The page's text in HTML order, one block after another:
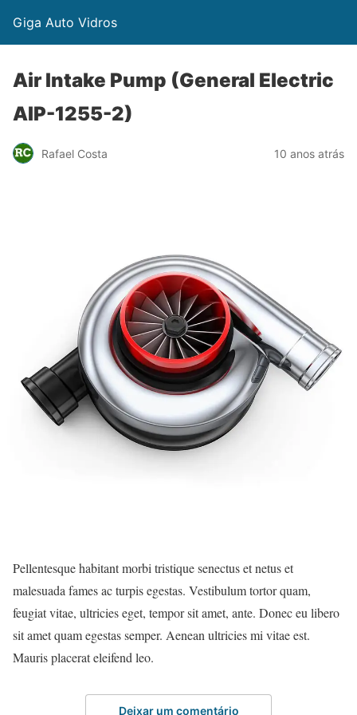
Giga Auto Vidros
Air Intake Pump (General Electric
AIP-1255-2)
Rafael Costa 10 anos atrás
Pellentesque habitant morbi tristique senectus et netus et
malesuada fames ac turpis egestas. Vestibulum tortor quam,
feugiat vitae, ultricies eget, tempor sit amet, ante. Donec eu libero
sit amet quam egestas semper. Aenean ultricies mi vitae est.
Mauris placerat eleifend leo.
Deixar um comentário